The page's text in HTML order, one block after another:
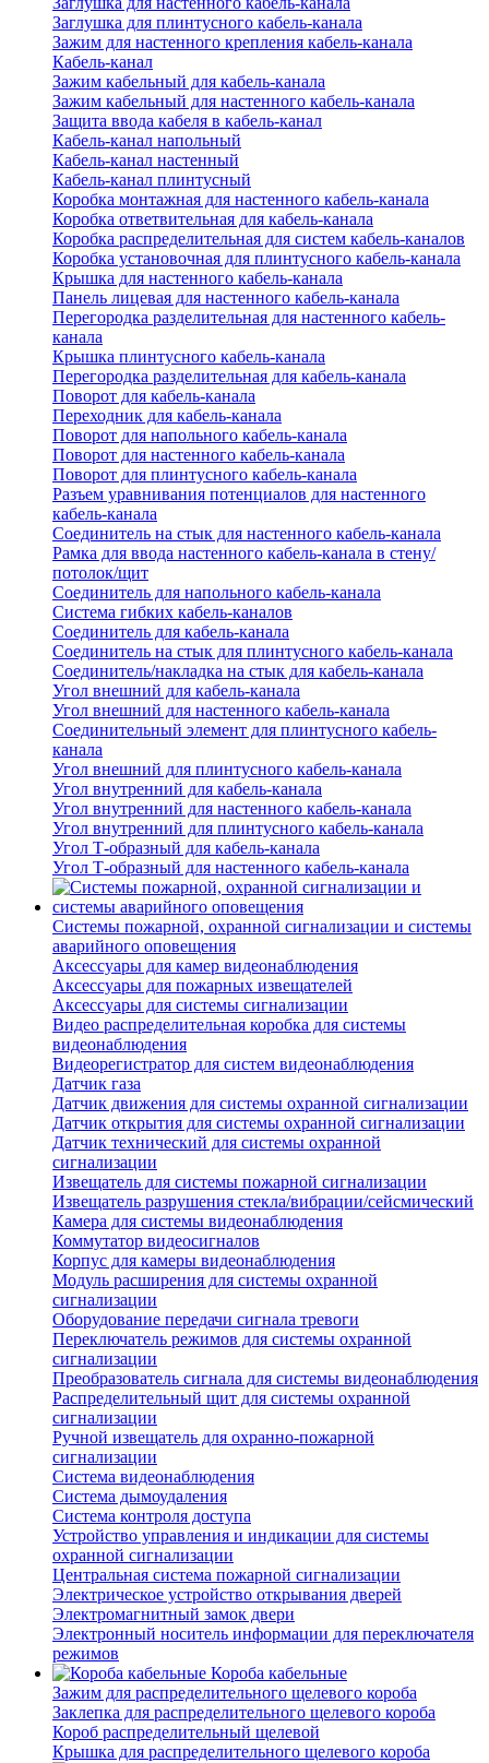
Заглушка для плинтусного кабель-канала
Зажим для настенного крепления кабель-канала
Кабель-канал
Зажим кабельный для кабель-канала
Зажим кабельный для настенного кабель-канала
Защита ввода кабеля в кабель-канал
Кабель-канал напольный
Кабель-канал настенный
Кабель-канал плинтусный
Коробка монтажная для настенного кабель-канала
Коробка ответвительная для кабель-канала
Коробка распределительная для систем кабель-каналов
Коробка установочная для плинтусного кабель-канала
Крышка для настенного кабель-канала
Панель лицевая для настенного кабель-канала
Перегородка разделительная для настенного кабель-
канала
Крышка плинтусного кабель-канала
Перегородка разделительная для кабель-канала
Поворот для кабель-канала
Переходник для кабель-канала
Поворот для напольного кабель-канала
Поворот для настенного кабель-канала
Поворот для плинтусного кабель-канала
Разъем уравнивания потенциалов для настенного
кабель-канала
Соединитель на стык для настенного кабель-канала
Рамка для ввода настенного кабель-канала в стену/
потолок/щит
Соединитель для напольного кабель-канала
Система гибких кабель-каналов
Соединитель для кабель-канала
Соединитель на стык для плинтусного кабель-канала
Соединитель/накладка на стык для кабель-канала
Угол внешний для кабель-канала
Угол внешний для настенного кабель-канала
Соединительный элемент для плинтусного кабель-
канала
Угол внешний для плинтусного кабель-канала
Угол внутренний для кабель-канала
Угол внутренний для настенного кабель-канала
Угол внутренний для плинтусного кабель-канала
Угол Т-образный для кабель-канала
Угол Т-образный для настенного кабель-канала
Системы пожарной, охранной сигнализации и системы
аварийного оповещения
Аксессуары для камер видеонаблюдения
Аксессуары для пожарных извещателей
Аксессуары для системы сигнализации
Видео распределительная коробка для системы
видеонаблюдения
Видеорегистратор для систем видеонаблюдения
Датчик газа
Датчик движения для системы охранной сигнализации
Датчик открытия для системы охранной сигнализации
Датчик технический для системы охранной
сигнализации
Извещатель для системы пожарной сигнализации
Извещатель разрушения стекла/вибрации/сейсмический
Камера для системы видеонаблюдения
Коммутатор видеосигналов
Корпус для камеры видеонаблюдения
Модуль расширения для системы охранной
сигнализации
Оборудование передачи сигнала тревоги
Переключатель режимов для системы охранной
сигнализации
Преобразователь сигнала для системы видеонаблюдения
Распределительный щит для системы охранной
сигнализации
Ручной извещатель для охранно-пожарной
сигнализации
Система видеонаблюдения
Система дымоудаления
Система контроля доступа
Устройство управления и индикации для системы
охранной сигнализации
Центральная система пожарной сигнализации
Электрическое устройство открывания дверей
Электромагнитный замок двери
Электронный носитель информации для переключателя
режимов
Короба кабельные
Зажим для распределительного щелевого короба
Заклепка для распределительного щелевого короба
Короб распределительный щелевой
Крышка для распределительного щелевого короба